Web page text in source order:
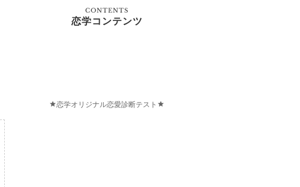
CONTENTS
恋学コンテンツ
恋学オリジナル恋愛診断テスト